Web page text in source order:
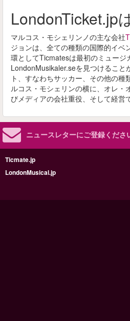
LondonTicket.jp
マルコス・モシェリンノの主な会社
ジョンは、全ての種類の国際的イ
環としてTicmatesは最初のミュー
LondonMusikaler.seを見つけるこ
ト、すなわちサッカー、その他の
ルコス・モシェリンの横に、オレ
びメディアの会社重役、そして経営
ニュースレターにご登録くださ
Ticmate.jp
LondonMusical.jp